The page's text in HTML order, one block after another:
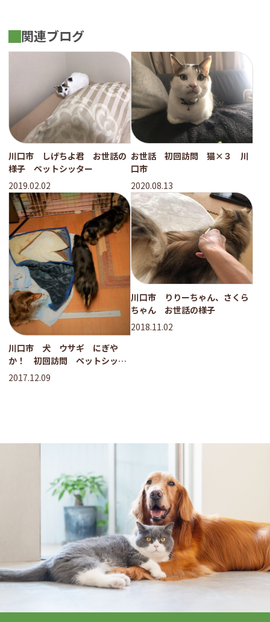
関連ブログ
川口市 しげちよ君 お世話の
様子 ペットシッター
2019.02.02
お世話 初回訪問 猫×３ 川
口市
2020.08.13
川口市 犬 ウサギ にぎや
か！ 初回訪問 ペットシッタ
ー
2017.12.09
川口市 りりーちゃん、さくら
ちゃん お世話の様子
2018.11.02